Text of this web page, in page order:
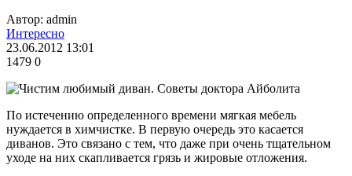
Автор: admin
Интересно
23.06.2012 13:01
1479 0
По истечению определенного времени мягкая мебель
нуждается в химчистке. В первую очередь это касается
диванов. Это связано с тем, что даже при очень тщательном
уходе на них скапливается грязь и жировые отложения.